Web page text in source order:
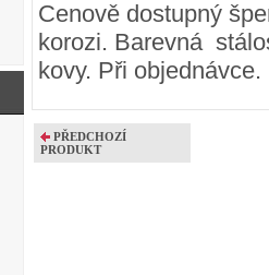
Cenově dostupný
korozi. Barevná
kovy. Při
PŘEDCHOZÍ
PRODUKT